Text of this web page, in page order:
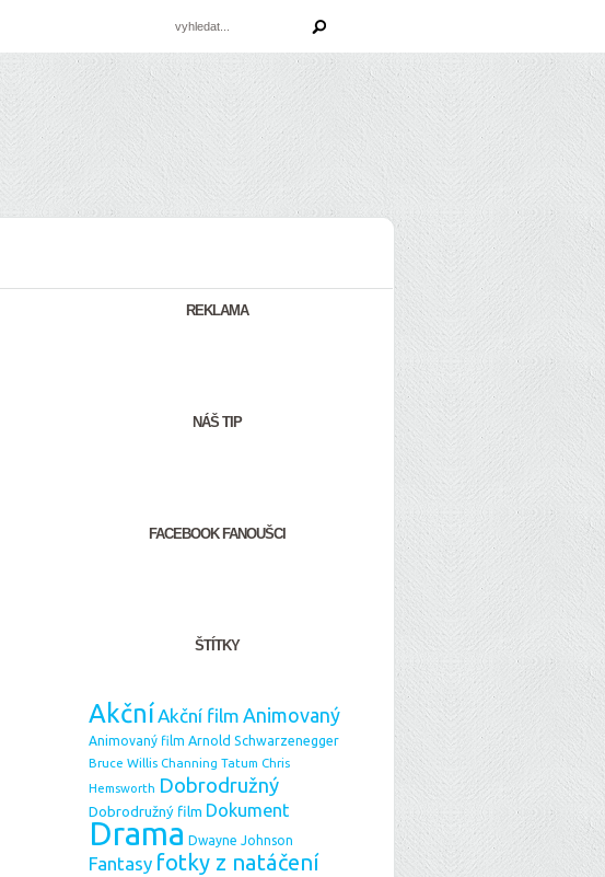
REKLAMA
NÁŠ TIP
FACEBOOK FANOUŠCI
ŠTÍTKY
AkčníAkční film Animovaný
Animovaný film Arnold Schwarzenegger
Bruce Willis Channing Tatum Chris
Hemsworth Dobrodružný
Dobrodružný film Dokument
Drama Dwayne Johnson
Fantasy fotky z natáčení